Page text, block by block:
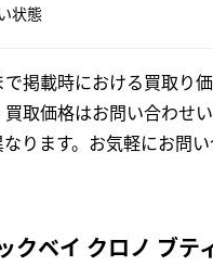
状態
で掲載時における買取り
取価格はお問い合わせ
ります。お気軽にお問い
クベイ クロノ ブ